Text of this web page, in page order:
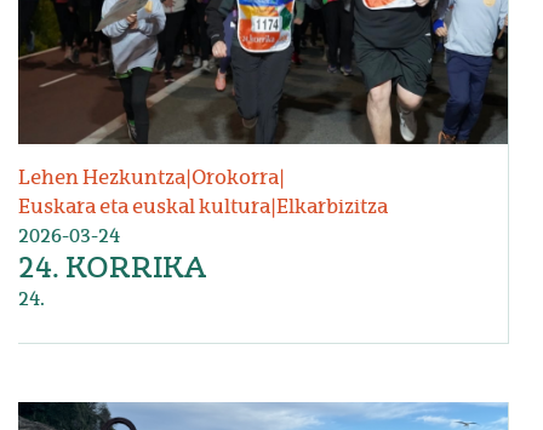
Lehen Hezkuntza|Orokorra|
Euskara eta euskal kultura|Elkarbizitza
2026-03-24
24. KORRIKA
24.
Irudia